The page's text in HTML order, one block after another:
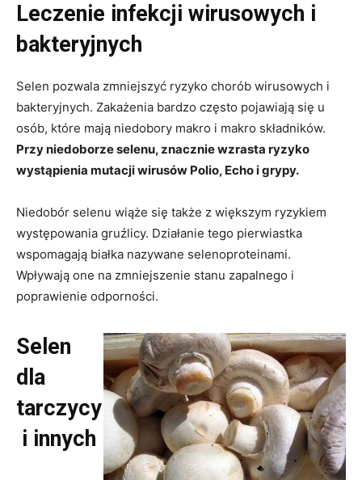
Leczenie infekcji wirusowych i
bakteryjnych
Selen pozwala zmniejszyć ryzyko chorób wirusowych i
bakteryjnych. Zakażenia bardzo często pojawiają się u
osób, które mają niedobory makro i makro składników.
Przy niedoborze selenu, znacznie wzrasta ryzyko
wystąpienia mutacji wirusów Polio, Echo i grypy.
Niedobór selenu wiąże się także z większym ryzykiem
występowania gruźlicy. Działanie tego pierwiastka
wspomagają białka nazywane selenoproteinami.
Wpływają one na zmniejszenie stanu zapalnego i
poprawienie odporności.
Selen
dla
tarczycy
i innych